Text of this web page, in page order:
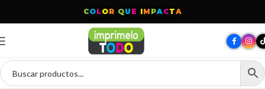
COLOR QU E IM PACTA